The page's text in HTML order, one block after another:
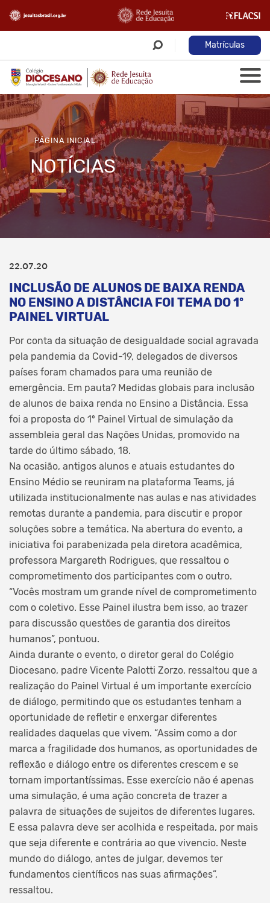
Matrículas
PÁGINA INICIAL
NOTÍCIAS
22.07.20
INCLUSÃO DE ALUNOS DE BAIXA RENDA
NO ENSINO A DISTÂNCIA FOI TEMA DO 1º
PAINEL VIRTUAL
Por conta da situação de desigualdade social agravada
pela pandemia da Covid-19, delegados de diversos
países foram chamados para uma reunião de
emergência. Em pauta? Medidas globais para inclusão
de alunos de baixa renda no Ensino a Distância. Essa
foi a proposta do 1º Painel Virtual de simulação da
assembleia geral das Nações Unidas, promovido na
tarde do último sábado, 18.
Na ocasião, antigos alunos e atuais estudantes do
Ensino Médio se reuniram na plataforma Teams, já
utilizada institucionalmente nas aulas e nas atividades
remotas durante a pandemia, para discutir e propor
soluções sobre a temática. Na abertura do evento, a
iniciativa foi parabenizada pela diretora acadêmica,
professora Margareth Rodrigues, que ressaltou o
comprometimento dos participantes com o outro.
“Vocês mostram um grande nível de comprometimento
com o coletivo. Esse Painel ilustra bem isso, ao trazer
para discussão questões de garantia dos direitos
humanos”, pontuou.
Ainda durante o evento, o diretor geral do Colégio
Diocesano, padre Vicente Palotti Zorzo, ressaltou que a
realização do Painel Virtual é um importante exercício
de diálogo, permitindo que os estudantes tenham a
oportunidade de refletir e enxergar diferentes
realidades daquelas que vivem. “Assim como a dor
marca a fragilidade dos humanos, as oportunidades de
reflexão e diálogo entre os diferentes crescem e se
tornam importantíssimas. Esse exercício não é apenas
uma simulação, é uma ação concreta de trazer a
palavra de situações de sujeitos de diferentes lugares.
E essa palavra deve ser acolhida e respeitada, por mais
que seja diferente e contrária ao que vivencio. Neste
mundo do diálogo, antes de julgar, devemos ter
fundamentos científicos nas suas afirmações”,
ressaltou.